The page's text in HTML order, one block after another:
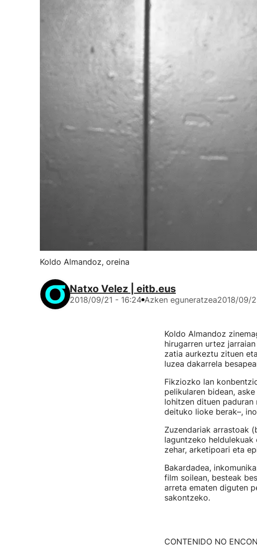
Koldo Almandoz, oreina
Natxo Velez | eitb.eus
2018/09/21 - 16:24 Azken eguneratzea2018/09/
Koldo Almandoz
hirugarren urtez
zatia aurkeztu zituen
luzea dakarrela
Fikziozko lan
pelikularen bidean,
lohitzen dituen paduran
deituko lioke berak–,
Zuzendariak arrastoak
laguntzeko
zehar, arketipoari eta
Bakardadea,
film soilean, besteak
arreta ematen diguten
sakontzeko.
CONTENIDO NO